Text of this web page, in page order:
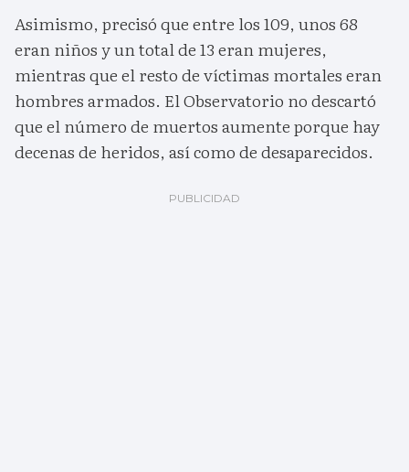
Asimismo, precisó que entre los 109, unos 68
eran niños y un total de 13 eran mujeres,
mientras que el resto de víctimas mortales eran
hombres armados. El Observatorio no descartó
que el número de muertos aumente porque hay
decenas de heridos, así como de desaparecidos.